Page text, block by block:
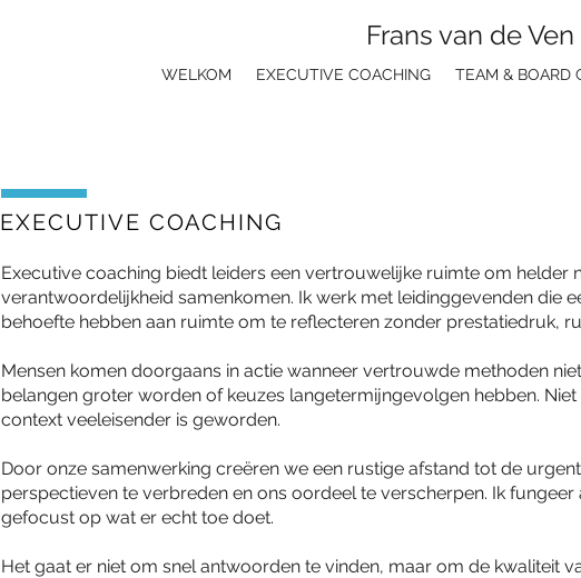
Frans van de Ven
WELKOM EXECUTIVE COACHING TEAM & BOARD
EXECUTIVE COACHING
Executive coaching biedt leiders een vertrouwelijke ruimte om helder
verantwoordelijkheid samenkomen. Ik werk met leidinggevenden die
behoefte hebben aan ruimte om te reflecteren zonder prestatiedruk,
Mensen komen doorgaans in actie wanneer vertrouwde methoden
belangen groter worden of keuzes langetermijngevolgen hebben.
context veeleisender is geworden.
Door onze samenwerking creëren we een rustige afstand tot de
perspectieven te verbreden en ons oordeel te verscherpen. Ik
gefocust op wat er echt toe doet.
Het gaat er niet om snel antwoorden te vinden, maar om de kwaliteit